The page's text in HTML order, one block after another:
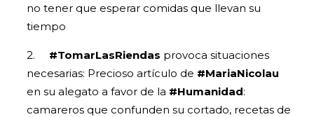
no tener que esperar comidas que llevan su
tiempo
2. #TomarLasRiendas provoca situaciones
necesarias: Precioso artículo de #MariaNicolau
en su alegato a favor de la #Humanidad:
camareros que confunden su cortado, recetas de